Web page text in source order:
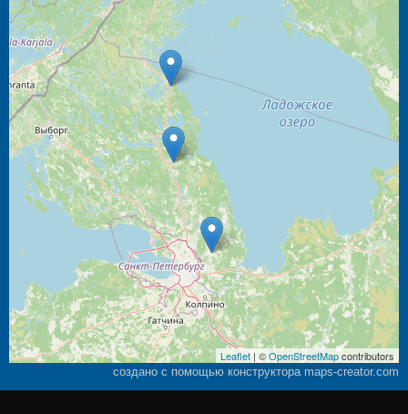
Leaflet| ©OpenStreetMapcontributors
создано с помощью конструктора maps-creator.com